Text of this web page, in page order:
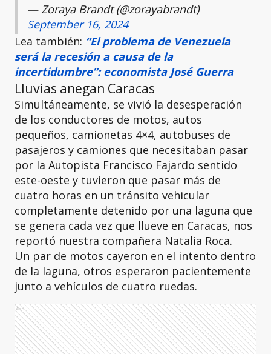
— Zoraya Brandt (@zorayabrandt)
September 16, 2024
Lea también: “El problema de Venezuela
será la recesión a causa de la
incertidumbre”: economista José Guerra
Lluvias anegan Caracas
Simultáneamente, se vivió la desesperación
de los conductores de motos, autos
pequeños, camionetas 4×4, autobuses de
pasajeros y camiones que necesitaban pasar
por la Autopista Francisco Fajardo sentido
este-oeste y tuvieron que pasar más de
cuatro horas en un tránsito vehicular
completamente detenido por una laguna que
se genera cada vez que llueve en Caracas, nos
reportó nuestra compañera Natalia Roca.
Un par de motos cayeron en el intento dentro
de la laguna, otros esperaron pacientemente
junto a vehículos de cuatro ruedas.
Ads